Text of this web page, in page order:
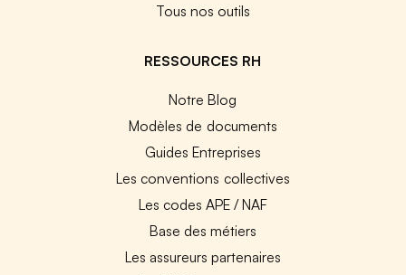
Tous nos outils
RESSOURCES RH
Notre Blog
Modèles de documents
Guides Entreprises
Les conventions collectives
Les codes APE / NAF
Base des métiers
Les assureurs partenaires